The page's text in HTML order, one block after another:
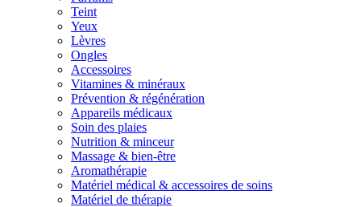
Teint
Yeux
Lèvres
Ongles
Accessoires
Vitamines & minéraux
Prévention & régénération
Appareils médicaux
Soin des plaies
Nutrition & minceur
Massage & bien-être
Aromathérapie
Matériel médical & accessoires de soins
Matériel de thérapie